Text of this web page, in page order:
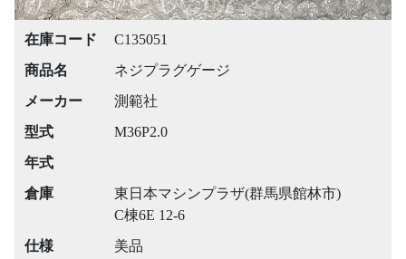
在庫コード
C135051
商品名
ネジプラグゲージ
メーカー
測範社
型式
M36P2.0
年式
倉庫
東日本マシンプラザ(群馬県館林市)
C棟6E 12-6
仕様
美品